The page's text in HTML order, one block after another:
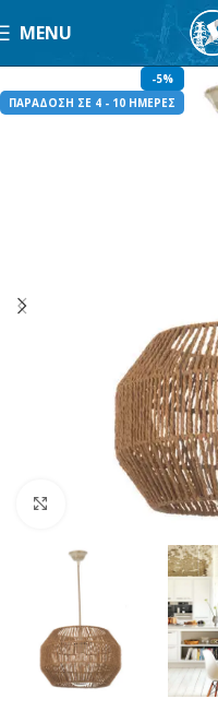
MENU
-5%
ΠΑΡΑΔΟΣΗ ΣΕ 4 - 10 ΗΜΕΡΕΣ
Κλικ για μεγέθυνση